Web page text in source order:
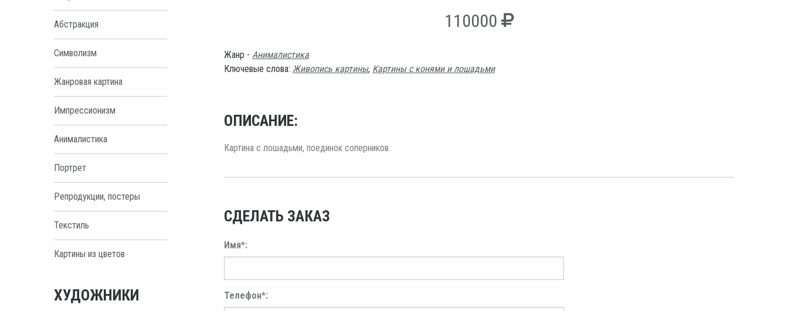
Абстракция
Символизм
Жанровая картина
Импрессионизм
Анималистика
Портрет
Репродукции, постеры
Текстиль
Картины из цветов
ХУДОЖНИКИ
110000
Жанр - Анималистика
Ключевые слова: Живопись картины, Картины с конями и лошадьми
ОПИСАНИЕ:
Картина с лошадьми, поединок соперников.
СДЕЛАТЬ ЗАКАЗ
Имя*:
Телефон*: